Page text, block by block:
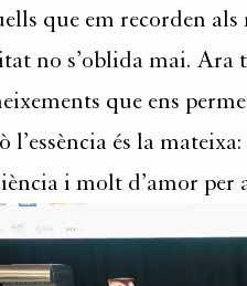
que em recorden als
no s’oblida mai. Ara
que ens
l’essència és la
i molt d’amor per